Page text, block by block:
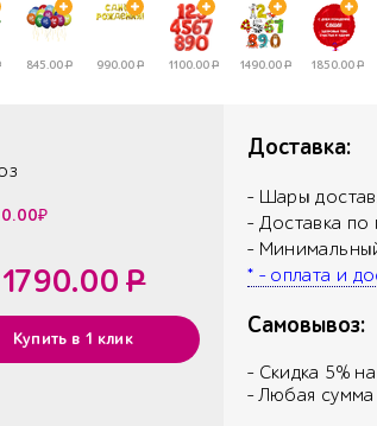
845.00Р 990.00Р 1100.00Р 1490.00Р 1850.00Р
0.00₽
1790.00 Р
Купить в 1 клик
Доставка:
- Шары
- Доставка по
-
* - оплата и
Самовывоз:
- Скидка 5%
- Любая сумма